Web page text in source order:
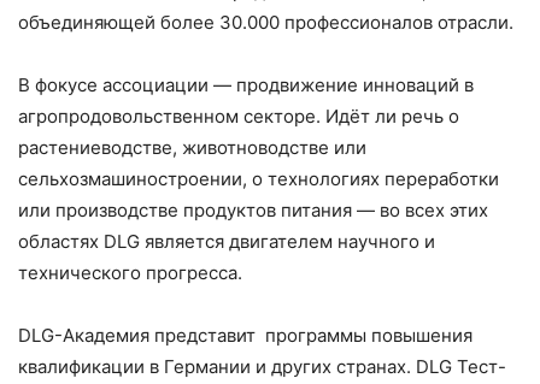
объединяющей более 30.000 профессионалов отрасли.
В фокусе ассоциации — продвижение инноваций в
агропродовольственном секторе. Идёт ли речь о
растениеводстве, животноводстве или
сельхозмашиностроении, о технологиях переработки
или производстве продуктов питания — во всех этих
областях DLG является двигателем научного и
технического прогресса.
DLG-Академия представит программы повышения
квалификации в Германии и других странах. DLG Тест-